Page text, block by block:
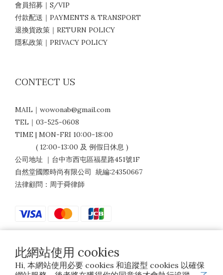
此網站使用 cookies
Hi, 本網站使用必要 cookies 和追蹤型 cookies 以確保
會員招募｜S/VIP
付款配送｜PAYMENTS & TRANSPORT
退換貨政策｜RETURN POLICY
隱私政策｜PRIVACY POLICY
CONTECT US
MAIL｜wowonab@gmail.com
TEL｜03-525-0608
TIME | MON-FRI 10:00-18:00
( 12:00-13:00 及 例假日休息 )
公司地址 ｜台中市西屯區福星路451號1F
自然堂國際時尚有限公司 統編:24350667
法律顧問：周于舜律師
$ TWD 繁體中文